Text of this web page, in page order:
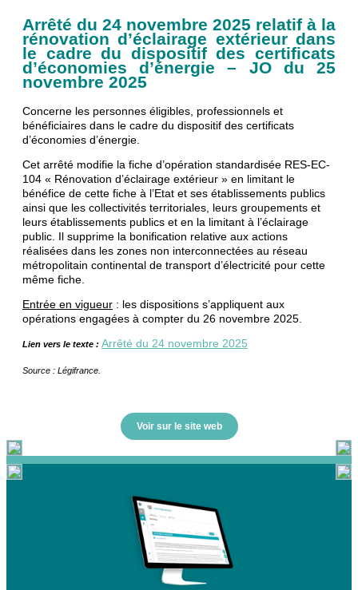
Arrêté du 24 novembre 2025 relatif à la
rénovation d’éclairage extérieur dans
le cadre du dispositif des certificats
d’économies d’énergie – JO du 25
novembre 2025
Concerne les personnes éligibles, professionnels et
bénéficiaires dans le cadre du dispositif des certificats
d’économies d’énergie.
Cet arrêté modifie la fiche d’opération standardisée RES-EC-
104 « Rénovation d’éclairage extérieur » en limitant le
bénéfice de cette fiche à l’Etat et ses établissements publics
ainsi que les collectivités territoriales, leurs groupements et
leurs établissements publics et en la limitant à l’éclairage
public. Il supprime la bonification relative aux actions
réalisées dans les zones non interconnectées au réseau
métropolitain continental de transport d’électricité pour cette
même fiche.
Entrée en vigueur : les dispositions s’appliquent aux
opérations engagées à compter du 26 novembre 2025.
Lien vers le texte : Arrêté du 24 novembre 2025
Source : Légifrance.
Voir sur le site web